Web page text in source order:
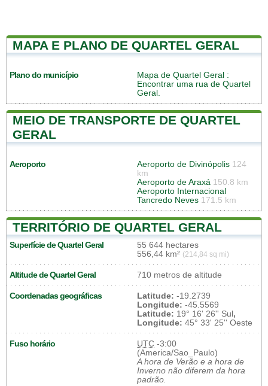
MAPA E PLANO DE QUARTEL GERAL
Plano do município Mapa de Quartel Geral :
Encontrar uma rua de Quartel
Geral.
MEIO DE TRANSPORTE DE QUARTEL
GERAL
Aeroporto Aeroporto de Divinópolis 124
km
Aeroporto de Araxá 150.8 km
Aeroporto Internacional
Tancredo Neves 171.5 km
TERRITÓRIO DE QUARTEL GERAL
Superfície de Quartel Geral
55 644 hectares
556,44 km² (214,84 sq mi)
Altitude de Quartel Geral 710 metros de altitude
Coordenadas geográficas Latitude: -19.2739
Longitude: -45.5569
Latitude: 19° 16' 26'' Sul,
Longitude: 45° 33' 25'' Oeste
Fuso horário UTC -3:00
(America/Sao_Paulo)
A hora de Verão e a hora de
Inverno não diferem da hora
padrão.